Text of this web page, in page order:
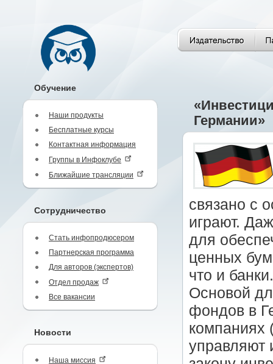
Обучение
Наши продукты
Бесплатные курсы
Контактная информация
Группы в Инфоклубе
Ближайшие трансляции
Сотрудничество
Стать инфопродюсером
Партнерская программа
Для авторов (экспертов)
Отдел продаж
Все вакансии
Новости
Наша миссия
Германии»
связано с
играют.
для
ценных
что и банки.
Основой
фондов в
компаниях
управляют